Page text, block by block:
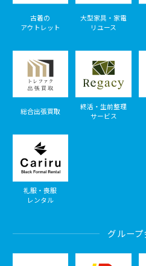
古着の
アウトレット
大型家具・家電
リユース
総合出張買取
終活・生前整理
サービス
礼服・喪服
レンタル
グルー